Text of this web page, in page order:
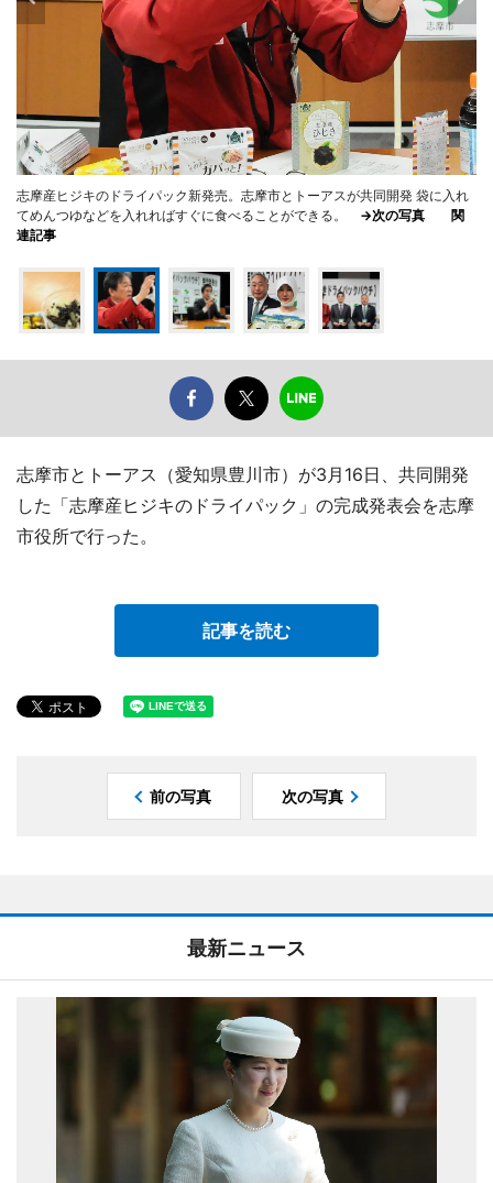
志摩産ヒジキのドライパック新発売。志摩市とトーアスが共同開発 袋に入れ
てめんつゆなどを入れればすぐに食べることができる。 →次の写真
関
連記事
志摩市とトーアス（愛知県豊川市）が3月16日、共同開発
した「志摩産ヒジキのドライパック」の完成発表会を志摩
市役所で行った。
記事を読む
前の写真 次の写真
最新ニュース